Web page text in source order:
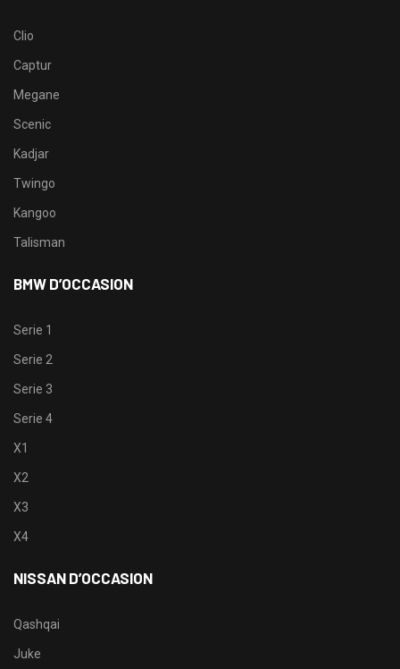
Clio
Captur
Megane
Scenic
Kadjar
Twingo
Kangoo
Talisman
BMW D’OCCASION
Serie 1
Serie 2
Serie 3
Serie 4
X1
X2
X3
X4
NISSAN D’OCCASION
Qashqai
Juke